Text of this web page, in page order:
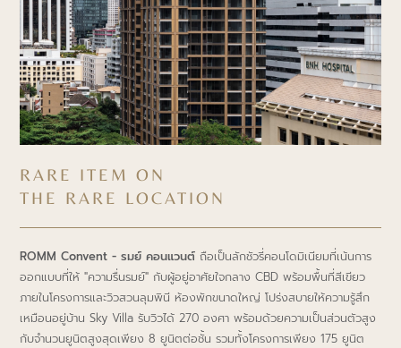
RARE ITEM ON
THE RARE LOCATION
ROMM Convent - รมย์ คอนแวนต์ ถือเป็นลักชัวรี่คอนโดมิเนียมที่เน้นการ
ออกแบบที่ให้ "ความรื่นรมย์" กับผู้อยู่อาศัยใจกลาง CBD พร้อมพื้นที่สีเขียว
ภายในโครงการและวิวสวนลุมพินี ห้องพักขนาดใหญ่ โปร่งสบายให้ความรู้สึก
เหมือนอยู่บ้าน Sky Villa รับวิวได้ 270 องศา พร้อมด้วยความเป็นส่วนตัวสูง
กับจำนวนยูนิตสูงสุดเพียง 8 ยูนิตต่อชั้น รวมทั้งโครงการเพียง 175 ยูนิต